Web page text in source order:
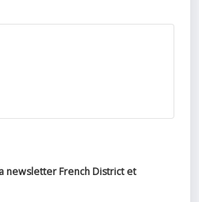
newsletter French District et